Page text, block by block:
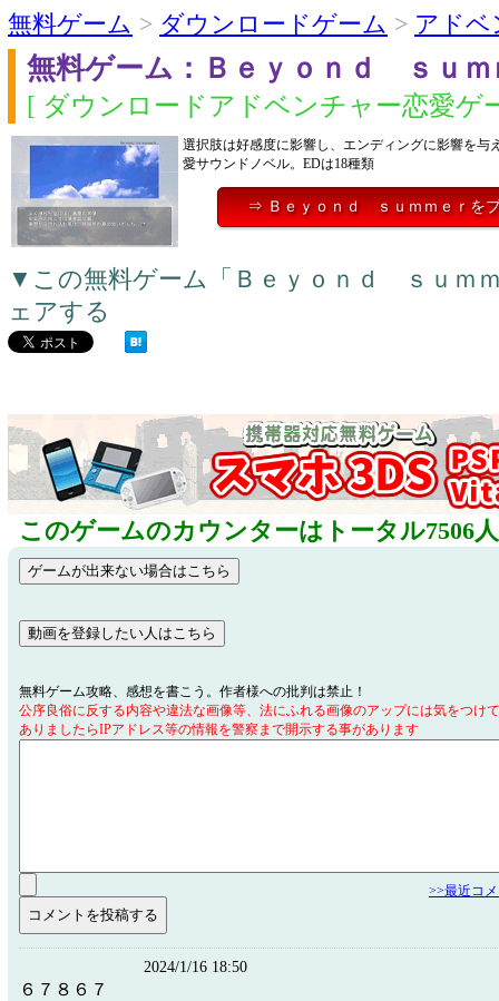
無料ゲーム > ダウンロードゲーム > アドベ
無料ゲーム：Ｂｅｙｏｎｄ ｓｕｍ
[ ダウンロードアドベンチャー恋愛ゲ
選択肢は好感度に影響し、エンディングに影響を与
愛サウンドノベル。EDは18種類
⇒ Ｂｅｙｏｎｄ ｓｕｍｍｅｒを
▼この無料ゲーム「Ｂｅｙｏｎｄ ｓｕｍ
ェアする
このゲームのカウンターはトータル7506
無料ゲーム攻略、感想を書こう。作者様への批判は禁止！
公序良俗に反する内容や違法な画像等、法にふれる画像のアップには気をつけ
ありましたらIPアドレス等の情報を警察まで開示する事があります
>>最近コ
2024/1/16 18:50
６７８６７